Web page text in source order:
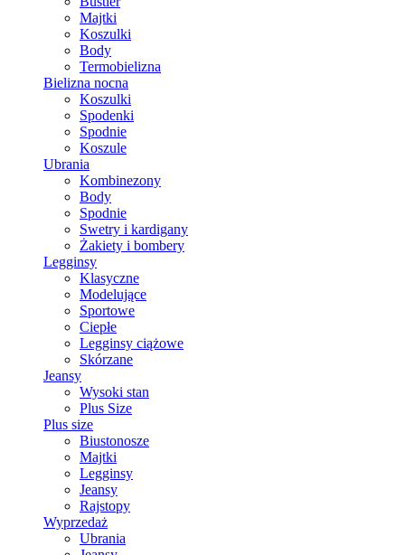
Majtki
Koszulki
Body
Termobielizna
Bielizna nocna
Koszulki
Spodenki
Spodnie
Koszule
Ubrania
Kombinezony
Body
Spodnie
Swetry i kardigany
Żakiety i bombery
Legginsy
Klasyczne
Modelujące
Sportowe
Ciepłe
Legginsy ciążowe
Skórzane
Jeansy
Wysoki stan
Plus Size
Plus size
Biustonosze
Majtki
Legginsy
Jeansy
Rajstopy
Wyprzedaż
Ubrania